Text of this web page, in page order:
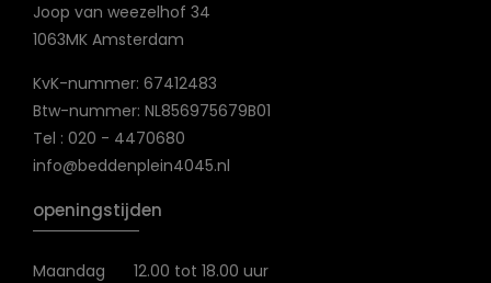
Joop van weezelhof 34
1063MK Amsterdam
KvK-nummer: 67412483
Btw-nummer: NL856975679B01
Tel : 020 - 4470680
info@beddenplein4045.nl
openingstijden
Maandag
12.00 tot 18.00 uur